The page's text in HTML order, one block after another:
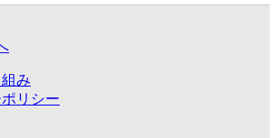
み
リシー